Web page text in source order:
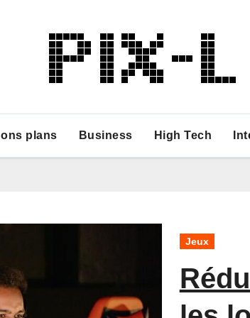
plans Business High Tech
Jeux